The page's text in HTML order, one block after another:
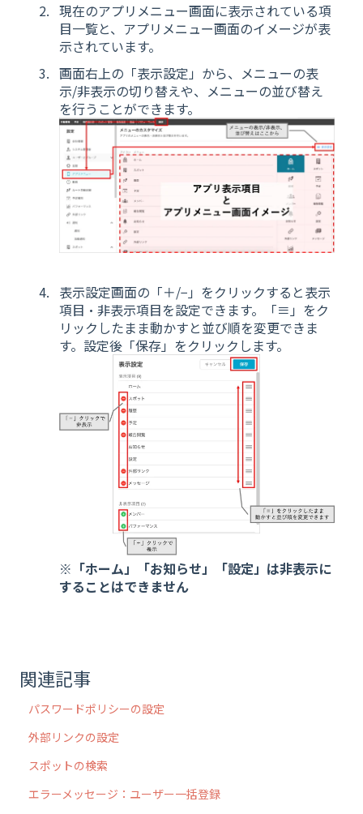
現在のアプリメニュー画面に表示されている項
目一覧と、アプリメニュー画面のイメージが表
示されています。
画面右上の「表示設定」から、メニューの表
示/非表示の切り替えや、メニューの並び替え
を行うことができます。
表示設定画面の「＋/−」をクリックすると表示
項目・非表示項目を設定できます。「≡」をク
リックしたまま動かすと並び順を変更できま
す。設定後「保存」をクリックします。
※「ホーム」「お知らせ」「設定」は非表示に
することはできません
関連記事
パスワードポリシーの設定
外部リンクの設定
スポットの検索
エラーメッセージ：ユーザー一括登録